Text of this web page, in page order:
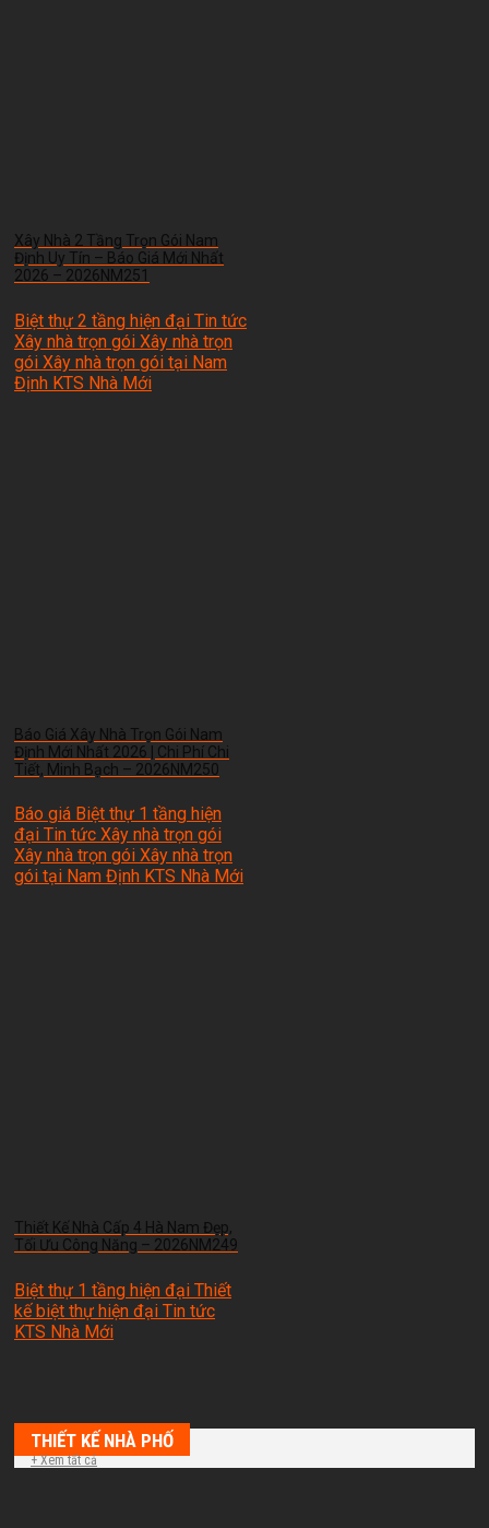
Xây Nhà 2 Tầng Trọn Gói Nam
Định Uy Tín – Báo Giá Mới Nhất
2026 – 2026NM251
Biệt thự 2 tầng hiện đại Tin tức
Xây nhà trọn gói Xây nhà trọn
gói Xây nhà trọn gói tại Nam
Định KTS Nhà Mới
Báo Giá Xây Nhà Trọn Gói Nam
Định Mới Nhất 2026 | Chi Phí Chi
Tiết, Minh Bạch – 2026NM250
Báo giá Biệt thự 1 tầng hiện
đại Tin tức Xây nhà trọn gói
Xây nhà trọn gói Xây nhà trọn
gói tại Nam Định KTS Nhà Mới
Thiết Kế Nhà Cấp 4 Hà Nam Đẹp,
Tối Ưu Công Năng – 2026NM249
Biệt thự 1 tầng hiện đại Thiết
kế biệt thự hiện đại Tin tức
KTS Nhà Mới
THIẾT KẾ NHÀ PHỐ
+ Xem tất cả